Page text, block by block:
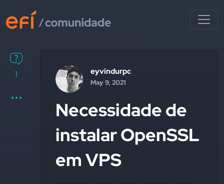
1 eyvindurpc
May 9, 2021
Necessidade de
instalar OpenSSL
em VPS